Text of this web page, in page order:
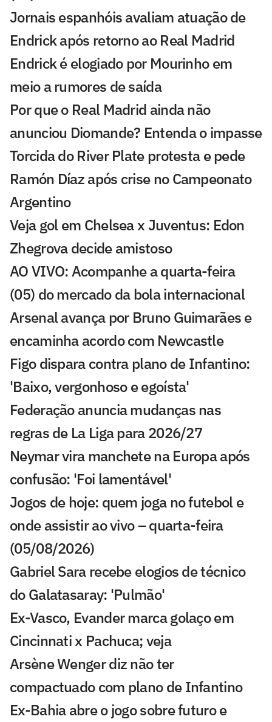
Jornais espanhóis avaliam atuação de
Endrick após retorno ao Real Madrid
Endrick é elogiado por Mourinho em
meio a rumores de saída
Por que o Real Madrid ainda não
anunciou Diomande? Entenda o impasse
Torcida do River Plate protesta e pede
Ramón Díaz após crise no Campeonato
Argentino
Veja gol em Chelsea x Juventus: Edon
Zhegrova decide amistoso
AO VIVO: Acompanhe a quarta-feira
(05) do mercado da bola internacional
Arsenal avança por Bruno Guimarães e
encaminha acordo com Newcastle
Figo dispara contra plano de Infantino:
'Baixo, vergonhoso e egoísta'
Federação anuncia mudanças nas
regras de La Liga para 2026/27
Neymar vira manchete na Europa após
confusão: 'Foi lamentável'
Jogos de hoje: quem joga no futebol e
onde assistir ao vivo – quarta-feira
(05/08/2026)
Gabriel Sara recebe elogios de técnico
do Galatasaray: 'Pulmão'
Ex-Vasco, Evander marca golaço em
Cincinnati x Pachuca; veja
Arsène Wenger diz não ter
compactuado com plano de Infantino
Ex-Bahia abre o jogo sobre futuro e